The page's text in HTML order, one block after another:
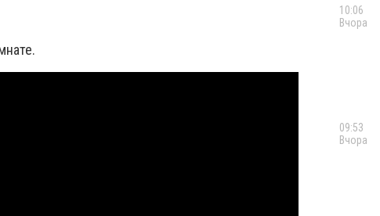
10:06
Вчора
09:53
Вчора